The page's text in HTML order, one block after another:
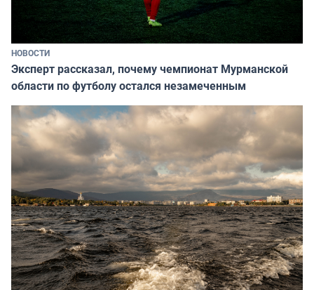
НОВОСТИ
Эксперт рассказал, почему чемпионат Мурманской
области по футболу остался незамеченным